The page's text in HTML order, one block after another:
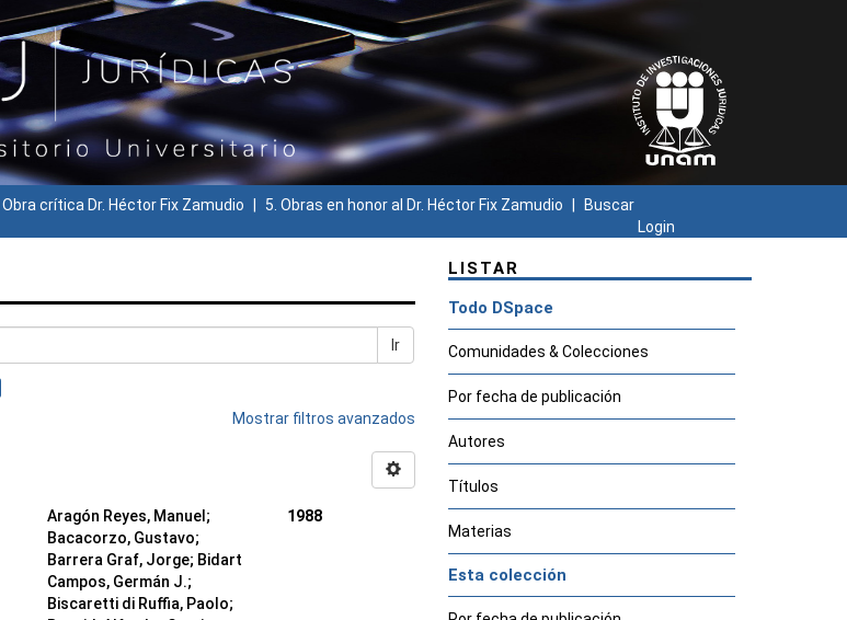
II Obra crítica Dr. Héctor Fix Zamudio 5. Obras en honor al Dr. Héctor Fix Zamudio
Buscar
Login
Ir
Mostrar filtros avanzados
Aragón Reyes, Manuel;
Bacacorzo, Gustavo;
Barrera Graf, Jorge; Bidart
Campos, Germán J.;
Biscaretti di Ruffia, Paolo;
1988
LISTAR
Todo DSpace
Comunidades & Colecciones
Por fecha de publicación
Autores
Títulos
Materias
Esta colección